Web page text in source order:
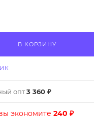
В КОРЗИНУ
опт3 360 ₽
экономите 240 ₽